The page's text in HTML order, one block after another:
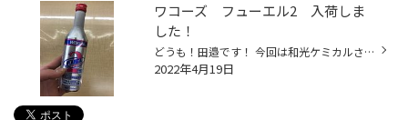
ワコーズ フューエル2 入荷しま
した！
どうも！田邉です！ 今回は和光ケミカルさんの燃料系添加剤のフューエル2が入荷しましたのでご紹介。 従来から人気のフューエル1という商品もあるのですが、1と2でどう違うの？ということなのですが・・・ ザックリ言うと1はシャンプー、2はコンディショナー(リンス)。 フューエル1で燃料系統を洗浄...
2022年4月19日